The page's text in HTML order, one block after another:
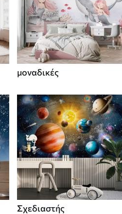
μοναδικές
Σχεδιαστής